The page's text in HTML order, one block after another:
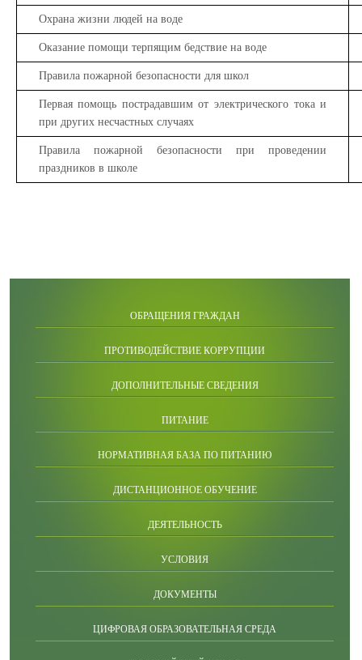
Охрана жизни людей на воде
Оказание помощи терпящим бедствие на воде
Правила пожарной безопасности для школ
Первая помощь пострадавшим от электрического тока и
при других несчастных случаях
Правила пожарной безопасности при проведении
праздников в школе
ОБРАЩЕНИЯ ГРАЖДАН
ПРОТИВОДЕЙСТВИЕ КОРРУПЦИИ
ДОПОЛНИТЕЛЬНЫЕ СВЕДЕНИЯ
ПИТАНИЕ
НОРМАТИВНАЯ БАЗА ПО ПИТАНИЮ
ДИСТАНЦИОННОЕ ОБУЧЕНИЕ
ДЕЯТЕЛЬНОСТЬ
УСЛОВИЯ
ДОКУМЕНТЫ
ЦИФРОВАЯ ОБРАЗОВАТЕЛЬНАЯ СРЕДА